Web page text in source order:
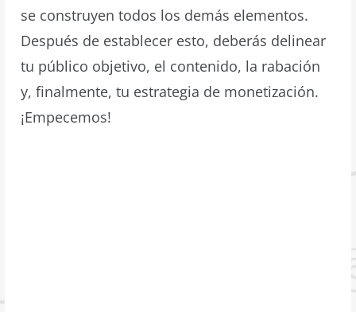
se construyen todos los demás elementos.
Después de establecer esto, deberás delinear
tu público objetivo, el contenido, la rabación
y, finalmente, tu estrategia de monetización.
¡Empecemos!